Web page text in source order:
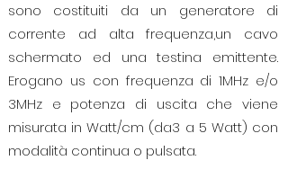
sono costituiti da un generatore di
corrente ad alta frequenza,un cavo
schermato ed una testina emittente.
Erogano us con frequenza di 1MHz e/o
3MHz e potenza di uscita che viene
misurata in Watt/cm (da3 a 5 Watt) con
modalità continua o pulsata.